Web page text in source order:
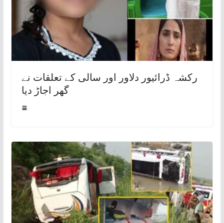
رکشہ ڈرائیور دلاور اور سالی کے تعلقات نے
گھر اجاڑ دیا